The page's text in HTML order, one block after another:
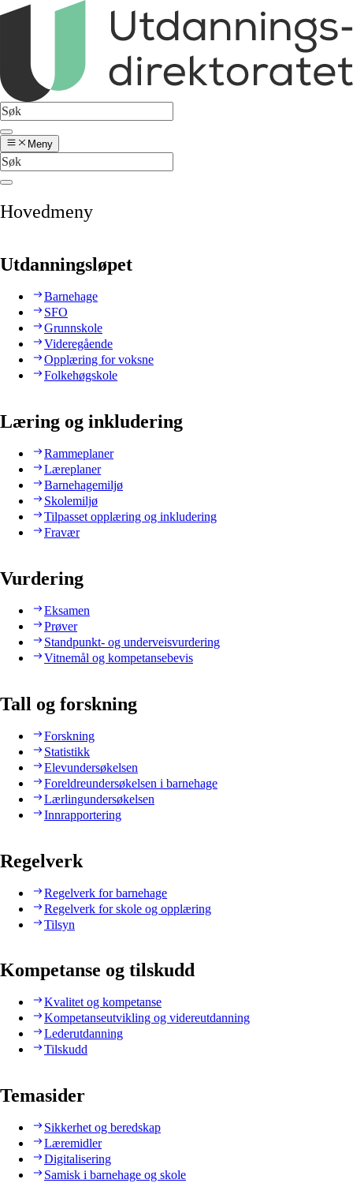
Meny
Hovedmeny
Utdanningsløpet
Barnehage
SFO
Grunnskole
Videregående
Opplæring for voksne
Folkehøgskole
Læring og inkludering
Rammeplaner
Læreplaner
Barnehagemiljø
Skolemiljø
Tilpasset opplæring og inkludering
Fravær
Vurdering
Eksamen
Prøver
Standpunkt- og underveisvurdering
Vitnemål og kompetansebevis
Tall og forskning
Forskning
Statistikk
Elevundersøkelsen
Foreldreundersøkelsen i barnehage
Lærlingundersøkelsen
Innrapportering
Regelverk
Regelverk for barnehage
Regelverk for skole og opplæring
Tilsyn
Kompetanse og tilskudd
Kvalitet og kompetanse
Kompetanseutvikling og videreutdanning
Lederutdanning
Tilskudd
Temasider
Sikkerhet og beredskap
Læremidler
Digitalisering
Samisk i barnehage og skole